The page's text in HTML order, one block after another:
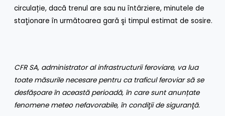
circulație, dacă trenul are sau nu întârziere, minutele de
staţionare în următoarea gară şi timpul estimat de sosire.
CFR SA, administrator al infrastructurii feroviare, va lua
toate măsurile necesare pentru ca traficul feroviar să se
desfășoare în această perioadă, în care sunt anunțate
fenomene meteo nefavorabile, în condiţii de siguranţă.